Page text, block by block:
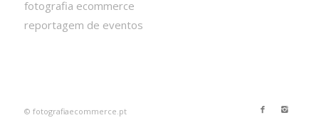
fotografia ecommerce
reportagem de eventos
© fotografiaecommerce.pt